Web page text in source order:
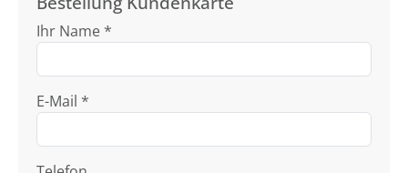
Ihr Name *
E-Mail *